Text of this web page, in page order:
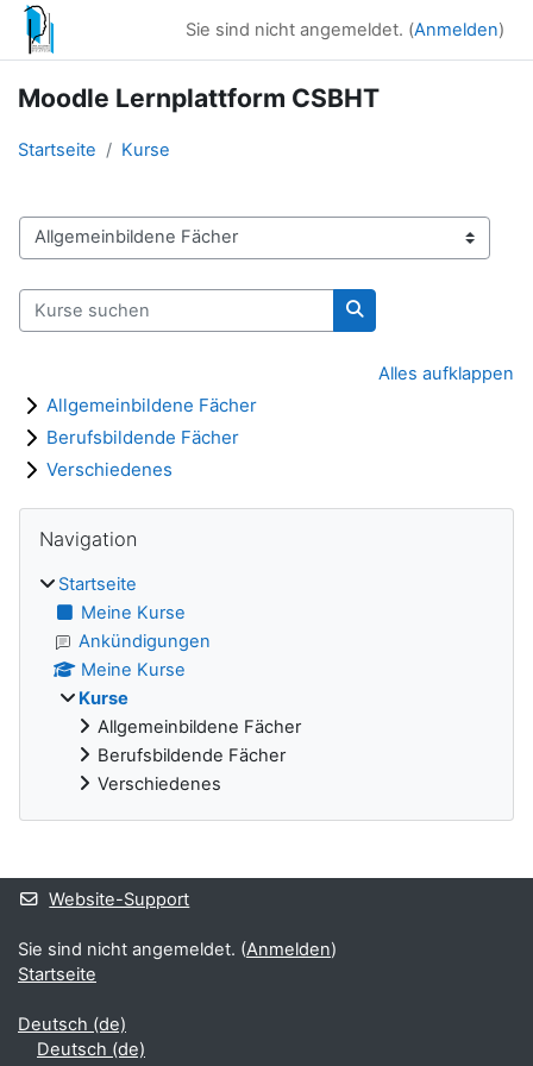
Zum Hauptinhalt
Sie sind nicht angemeldet. (Anmelden)
Moodle Lernplattform CSBHT
Startseite Kurse
Kursbereiche
Kurse suchen
Kurse suchen
Alles aufklappen
Allgemeinbildene Fächer
Berufsbildende Fächer
Verschiedenes
Blöcke
Navigation
Startseite
Meine Kurse
Ankündigungen
Meine Kurse
Kurse
Allgemeinbildene Fächer
Berufsbildende Fächer
Verschiedenes
Ergänzungsblöcke
Website-Support
Sie sind nicht angemeldet. (Anmelden)
Startseite
Deutsch ‎(de)‎
Deutsch ‎(de)‎